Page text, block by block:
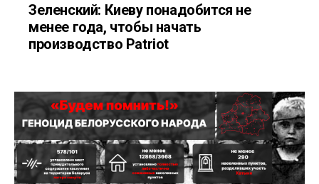
Зеленский: Киеву понадобится не
менее года, чтобы начать
производство Patriot